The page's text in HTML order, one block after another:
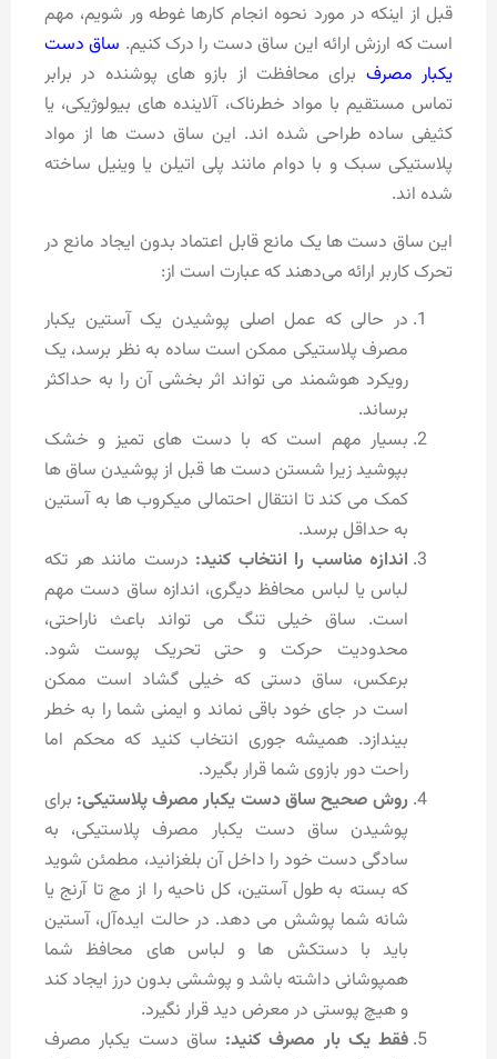
قبل از اینکه در مورد نحوه انجام کارها غوطه ور شویم، مهم
است که ارزش ارائه این ساق دست را درک کنیم. ساق دست
یکبار مصرف برای محافظت از بازو های پوشنده در برابر
تماس مستقیم با مواد خطرناک، آلاینده های بیولوژیکی، یا
کثیفی ساده طراحی شده اند. این ساق دست ها از مواد
پلاستیکی سبک و با دوام مانند پلی اتیلن یا وینیل ساخته
شده‌ اند.
این ساق دست ها یک مانع قابل اعتماد بدون ایجاد مانع در
تحرک کاربر ارائه می‌دهند که عبارت است از:
در حالی که عمل اصلی پوشیدن یک آستین یکبار
مصرف پلاستیکی ممکن است ساده به نظر برسد، یک
رویکرد هوشمند می تواند اثر بخشی آن را به حداکثر
برساند.
بسیار مهم است که با دست های تمیز و خشک
بپوشید زیرا شستن دست ها قبل از پوشیدن ساق ها
کمک می کند تا انتقال احتمالی میکروب ها به آستین
به حداقل برسد.
اندازه مناسب را انتخاب کنید: درست مانند هر تکه
لباس یا لباس محافظ دیگری، اندازه ساق دست مهم
است. ساق خیلی تنگ می تواند باعث ناراحتی،
محدودیت حرکت و حتی تحریک پوست شود.
برعکس، ساق دستی که خیلی گشاد است ممکن
است در جای خود باقی نماند و ایمنی شما را به خطر
بیندازد. همیشه جوری انتخاب کنید که محکم اما
راحت دور بازوی شما قرار بگیرد.
روش صحیح ساق دست یکبار مصرف پلاستیکی: برای
پوشیدن ساق دست یکبار مصرف پلاستیکی، به
سادگی دست خود را داخل آن بلغزانید، مطمئن شوید
که بسته به طول آستین، کل ناحیه را از مچ تا آرنج یا
شانه شما پوشش می دهد. در حالت ایده‌آل، آستین
باید با دستکش‌ ها و لباس‌ های محافظ شما
همپوشانی داشته باشد و پوششی بدون درز ایجاد کند
و هیچ پوستی در معرض دید قرار نگیرد.
فقط یک بار مصرف کنید: ساق دست یکبار مصرف